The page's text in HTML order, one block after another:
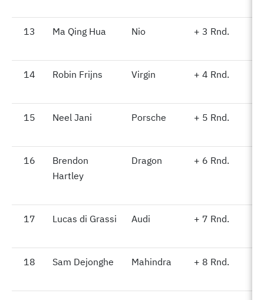
13 Ma Qing Hua Nio + 3 Rnd.
14 Robin Frijns Virgin + 4 Rnd.
15 Neel Jani Porsche + 5 Rnd.
16
Brendon
Hartley
Dragon + 6 Rnd.
17 Lucas di Grassi Audi + 7 Rnd.
18 Sam Dejonghe Mahindra + 8 Rnd.
13
14
15
16
17
18